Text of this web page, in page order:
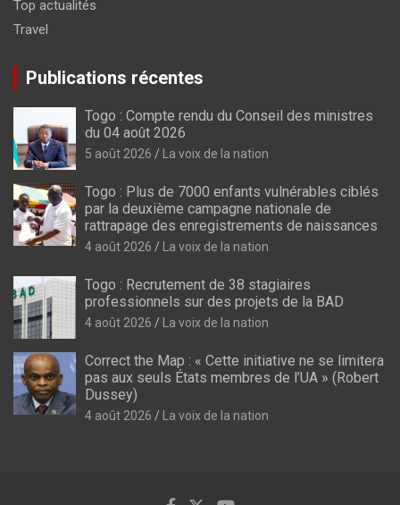
Top actualités
Travel
Publications récentes
Togo : Compte rendu du Conseil des ministres
du 04 août 2026
5 août 2026 La voix de la nation
Togo : Plus de 7000 enfants vulnérables ciblés
par la deuxième campagne nationale de
rattrapage des enregistrements de naissances
4 août 2026 La voix de la nation
Togo : Recrutement de 38 stagiaires
professionnels sur des projets de la BAD
4 août 2026 La voix de la nation
Correct the Map : « Cette initiative ne se limitera
pas aux seuls États membres de l’UA » (Robert
Dussey)
4 août 2026 La voix de la nation